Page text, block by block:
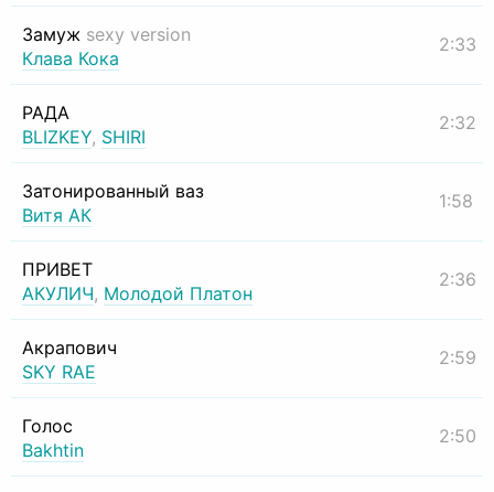
Замуж sexy version
Клава Кока
2:33
РАДА
BLIZKEY, SHIRI
2:32
Затонированный ваз
Витя АК
1:58
ПРИВЕТ
АКУЛИЧ, Молодой Платон
2:36
Акрапович
SKY RAE
2:59
Голос
Bakhtin
2:50